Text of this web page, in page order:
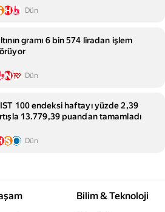
Dün
gramı 6 bin 574 liradan işlem
Dün
100 endeksi haftayı yüzde 2,39
13.779,39 puandan tamamladı
Dün
Bilim & Teknoloji